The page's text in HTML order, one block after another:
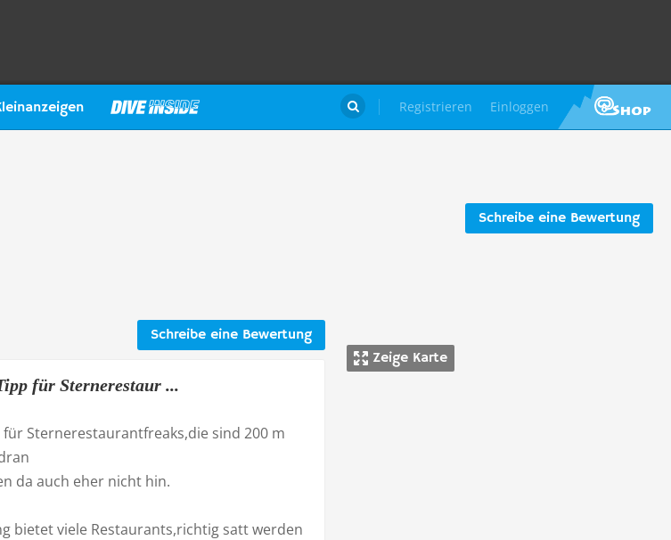
Registrieren Einloggen

Schreibe eine Bewertung
Zeige Karte
Schreibe eine Bewertung
für Sternerestaur ...
Sternerestaurantfreaks,die sind 200 m
da auch eher nicht hin.
bietet viele Restaurants,richtig satt werden